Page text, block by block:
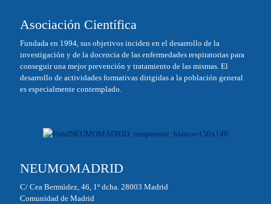
ok
Asociación Científica
Fundada en 1994, sus objetivos inciden en el desarrollo de la
investigación y de la docencia de las enfermedades respiratorias para
conseguir una mejor prevención y tratamiento de las mismas. El
desarrollo de actividades formativas dirigidas a la población general
es especialmente contemplado.
NEUMOMADRID
C/ Cea Bermúdez, 46, 1º dcha. 28003 Madrid
Comunidad de Madrid